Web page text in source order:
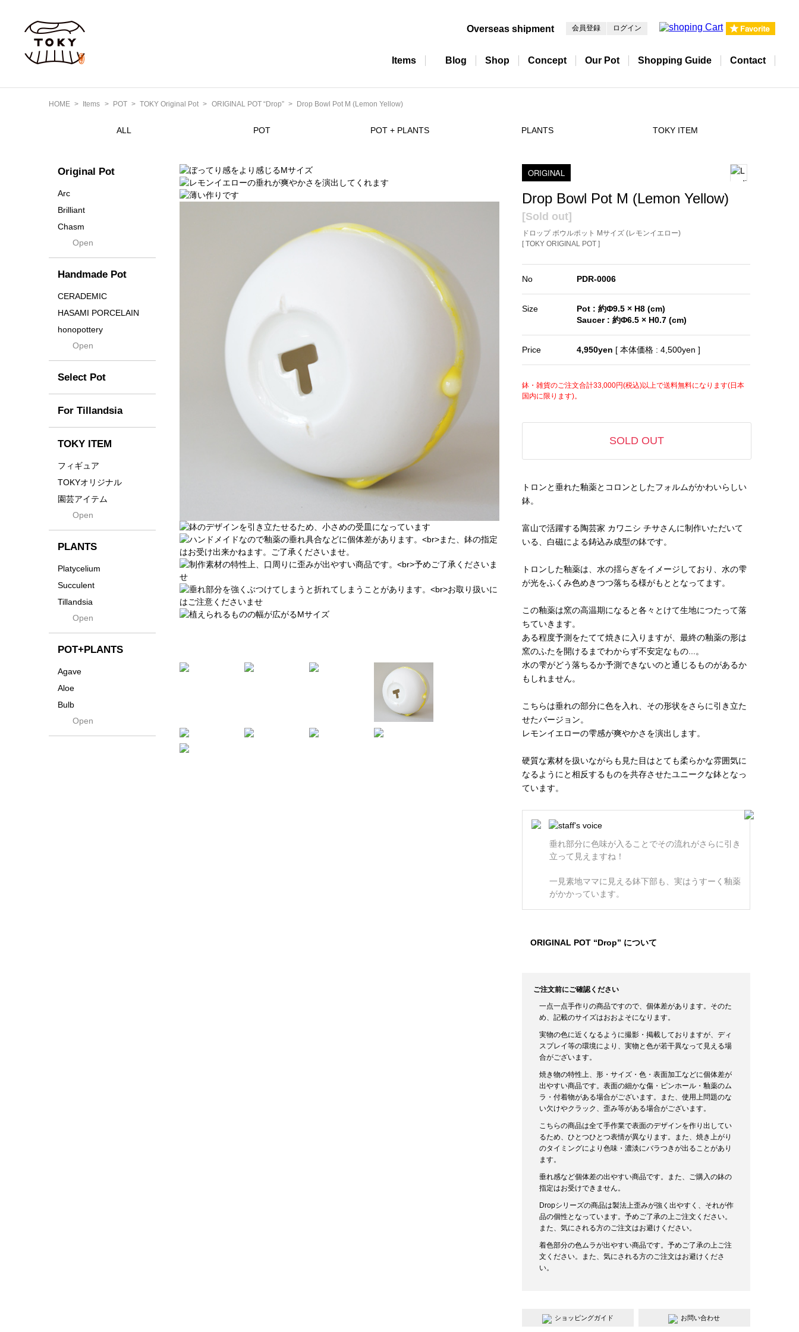
Overseas shipment 会員登録 ログイン
Items Blog Shop Concept Our Pot Shopping Guide Contact
HOME Items POT TOKY Original Pot ORIGINAL POT “Drop” Drop Bowl Pot M (Lemon Yellow)
ALL POT POT + PLANTS PLANTS TOKY ITEM
Original Pot
Arc
Brilliant
Chasm
Contra
Cream
Crown
Distortion
Drop
DUNE
Flames
For
Former
Fused
Earth
emeth
Enhance
Grid
Innocence
Kodama
Native
Progress
Quartz
RAKU
Open
Handmade Pot
CERADEMIC
HASAMI PORCELAIN
honopottery
nocturne
tamanhayat
TETSUYA OZAWA
Scratch
Takehiro Ito
Yuya Iha
Open
Select Pot
For Tillandsia
TOKY ITEM
フィギュア
TOKYオリジナル
園芸アイテム
土・化粧石・活力剤
インテリア・デザイン雑
その他
Open
PLANTS
Platycelium
Succulent
Tillandsia
SeedsOpen
POT+PLANTS
Agave
Aloe
Bulb
Cactus
Caudex
Open
ORIGINAL
Drop Bowl Pot M (Lemon Yellow)
[Sold out]
ドロップ ボウルポット Mサイズ (レモンイエロー)
[ TOKY ORIGINAL POT ]
No PDR-0006
Size
Pot : 約Φ9.5 × H8 (cm)
Saucer : 約Φ6.5 × H0.7 (cm)
Price 4,950yen [ 本体価格 : 4,500yen ]
鉢・雑貨のご注文合計33,000円(税込)以上で送料無料になります(日本
国内に限ります)。
SOLD OUT
トロンと垂れた釉薬とコロンとしたフォルムがかわいらしい
鉢。
富山で活躍する陶芸家 カワニシ チサさんに制作いただいて
いる、白磁による鋳込み成型の鉢です。
トロンした釉薬は、水の揺らぎをイメージしており、水の雫
が光をふくみ色めきつつ落ちる様がもととなってます。
この釉薬は窯の高温期になると各々とけて生地につたって落
ちていきます。
ある程度予測をたてて焼きに入りますが、最終の釉薬の形は
窯のふたを開けるまでわからず不安定なもの...。
水の雫がどう落ちるか予測できないのと通じるものがあるか
もしれません。
こちらは垂れの部分に色を入れ、その形状をさらに引き立た
せたバージョン。
レモンイエローの雫感が爽やかさを演出します。
硬質な素材を扱いながらも見た目はとても柔らかな雰囲気に
なるようにと相反するものを共存させたユニークな鉢となっ
ています。
垂れ部分に色味が入ることでその流れがさらに引き
立って見えますね！
一見素地ママに見える鉢下部も、実はうすーく釉薬
がかかっています。
ORIGINAL POT “Drop” について
ご注文前にご確認ください
一点一点手作りの商品ですので、個体差があります。そのた
め、記載のサイズはおおよそになります。
実物の色に近くなるように撮影・掲載しておりますが、ディ
スプレイ等の環境により、実物と色が若干異なって見える場
合がございます。
焼き物の特性上、形・サイズ・色・表面加工などに個体差が
出やすい商品です。表面の細かな傷・ピンホール・釉薬のム
ラ・付着物がある場合がございます。また、使用上問題のな
い欠けやクラック、歪み等がある場合がございます。
こちらの商品は全て手作業で表面のデザインを作り出してい
るため、ひとつひとつ表情が異なります。また、焼き上がり
のタイミングにより色味・濃淡にバラつきが出ることがあり
ます。
垂れ感など個体差の出やすい商品です。また、ご購入の鉢の
指定はお受けできません。
Dropシリーズの商品は製法上歪みが強く出やすく、それが作
品の個性となっています。予めご了承の上ご注文ください。
また、気にされる方のご注文はお避けください。
着色部分の色ムラが出やすい商品です。予めご了承の上ご注
文ください。また、気にされる方のご注文はお避けくださ
い。
ショッピングガイド お問い合わせ